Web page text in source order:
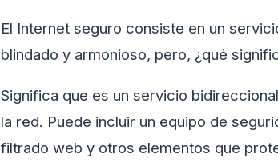
El Internet seguro consiste en un
blindado y armonioso, pero, ¿qué
Significa que es un servicio
la red. Puede incluir un equipo de
filtrado web y otros elementos que